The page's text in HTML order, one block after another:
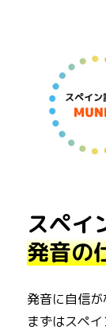
スペイ
発音の
発音に自信
まずはスペ